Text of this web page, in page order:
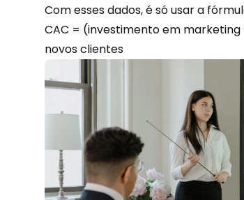
Com esses dados, é só usar a
CAC = (investimento em
novos clientes